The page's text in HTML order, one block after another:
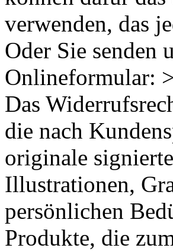
verwenden, das
Oder Sie senden
Onlineformular:
Das
die nach
originale
Illustrationen,
persönlichen
Produkte, die